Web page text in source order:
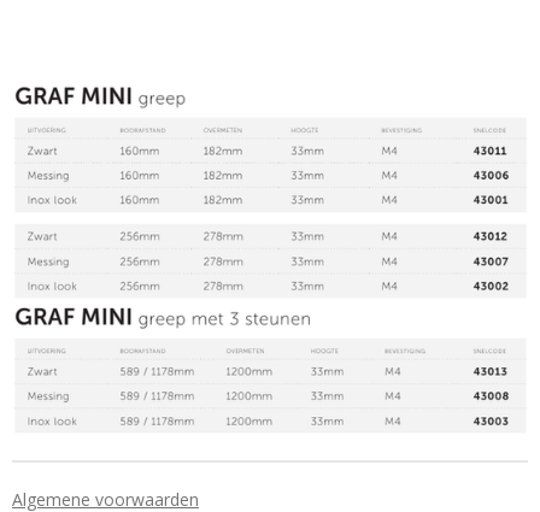
Algemene voorwaarden